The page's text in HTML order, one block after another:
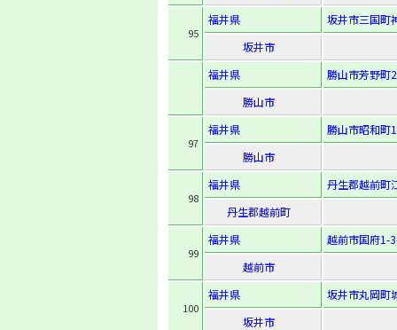
95
福井県
坂井市三国町
坂井市
福井県
勝山市芳野町
勝山市
97
福井県
勝山市昭和町
勝山市
98
福井県
丹生郡越前町
丹生郡越前町
99
福井県
越前市国府1-
越前市
100
福井県
坂井市丸岡町
坂井市